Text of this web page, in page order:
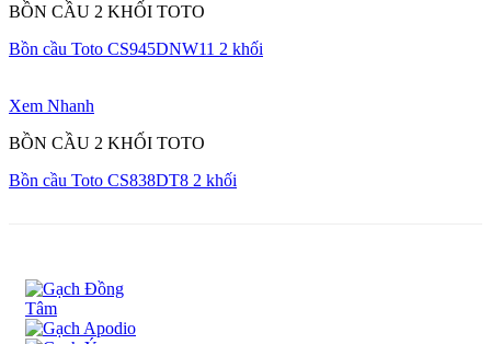
BỒN CẦU 2 KHỐI TOTO
Bồn cầu Toto CS945DNW11 2 khối
Xem Nhanh
BỒN CẦU 2 KHỐI TOTO
Bồn cầu Toto CS838DT8 2 khối